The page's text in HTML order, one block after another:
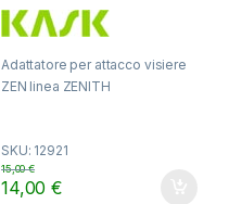
o
t
f
5Adattatore per attacco visiere
ZEN linea ZENITH
SKU: 12921
14,00€
15,00€